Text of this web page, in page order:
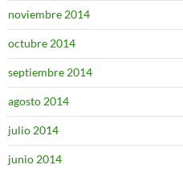
noviembre 2014
octubre 2014
septiembre 2014
agosto 2014
julio 2014
junio 2014